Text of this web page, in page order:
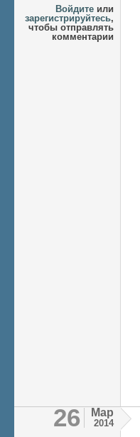
Войдите или
зарегистрируйтесь,
чтобы отправлять
комментарии
26 Мар
2014